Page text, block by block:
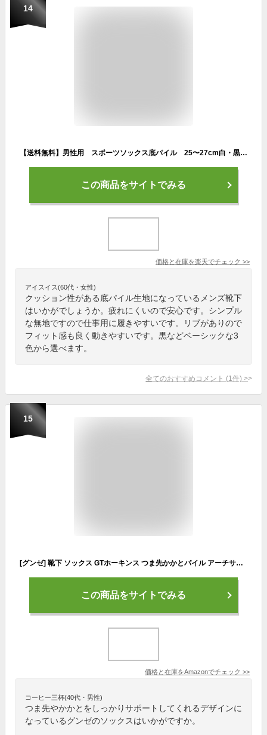
14
【送料無料】男性用 スポーツソックス底パイル 25〜27cm白・黒・グレーの3色足首もピッタリしていてズレにくいです。GS3100
この商品をサイトでみる
価格と在庫を楽天でチェック >>
アイスイス(60代・女性)
クッション性がある底パイル生地になっているメンズ靴下
はいかがでしょうか。疲れにくいので安心です。シンプル
な無地ですので仕事用に履きやすいです。リブがありので
フィット感も良く動きやすいです。黒などベーシックな3
色から選べます。
全てのおすすめコメント (1 件) >
15
[グンゼ] 靴下 ソックス GTホーキンス つま先かかとパイル アーチサポート ショート丈 3足組 メンズ R021Aアソ－ト 25-27
この商品をサイトでみる
価格と在庫をAmazonでチェック >>
コーヒー三杯(40代・男性)
つま先やかかとをしっかりサポートしてくれるデザインに
なっているグンゼのソックスはいかがですか。